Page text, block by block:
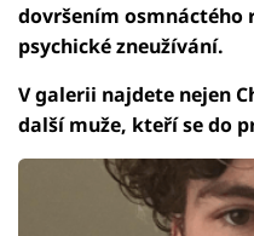
dovršením osmnáctého
psychické zneužívání.
V galerii najdete nejen
další muže, kteří se do